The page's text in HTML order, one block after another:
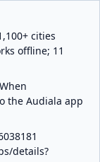
cities
offline; 11
the Audiala app
details?